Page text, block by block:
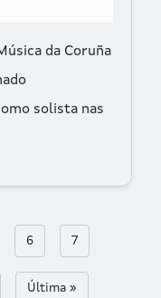
da Coruña
solista nas
Páxina
6 Páxina
7
Last page
Última »